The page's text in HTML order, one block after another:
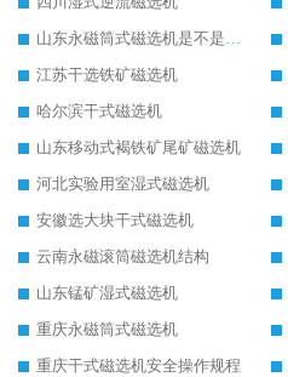
山东永磁筒式磁选机是不是强磁
江苏干选铁矿磁选机
哈尔滨干式磁选机
山东移动式褐铁矿尾矿磁选机
河北实验用室湿式磁选机
安徽选大块干式磁选机
云南永磁滚筒磁选机结构
山东锰矿湿式磁选机
重庆永磁筒式磁选机
重庆干式磁选机安全操作规程